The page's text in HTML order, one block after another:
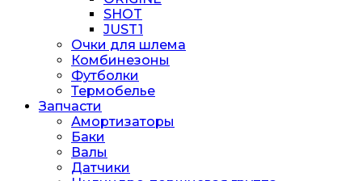
SHOT
JUST1
Очки для шлема
Комбинезоны
Футболки
Термобелье
Запчасти
Амортизаторы
Баки
Валы
Датчики